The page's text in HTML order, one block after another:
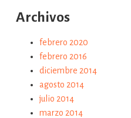
Archivos
febrero 2020
febrero 2016
diciembre 2014
agosto 2014
julio 2014
marzo 2014